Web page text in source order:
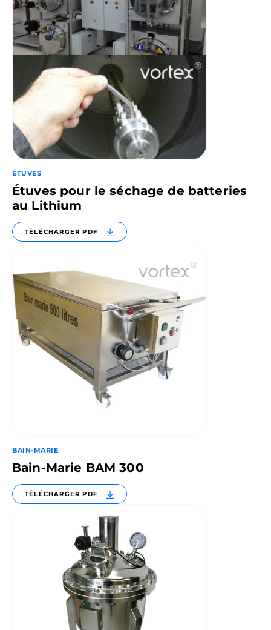
ÉTUVES
Étuves pour le séchage de batteries
au Lithium
TÉLÉCHARGER PDF
BAIN-MARIE
Bain-Marie BAM 300
TÉLÉCHARGER PDF